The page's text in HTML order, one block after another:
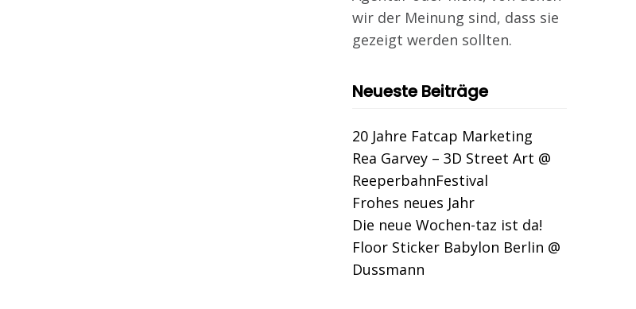
wir der Meinung sind, dass sie
gezeigt werden sollten.
Neueste Beiträge
20 Jahre Fatcap Marketing
Rea Garvey – 3D Street Art @
ReeperbahnFestival
Frohes neues Jahr
Die neue Wochen-taz ist da!
Floor Sticker Babylon Berlin @
Dussmann